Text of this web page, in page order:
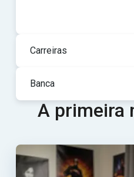
Carreiras
Banca
A primeira